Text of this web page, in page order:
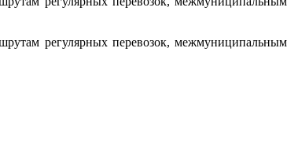
регулярных перевозок, межмуниципальным